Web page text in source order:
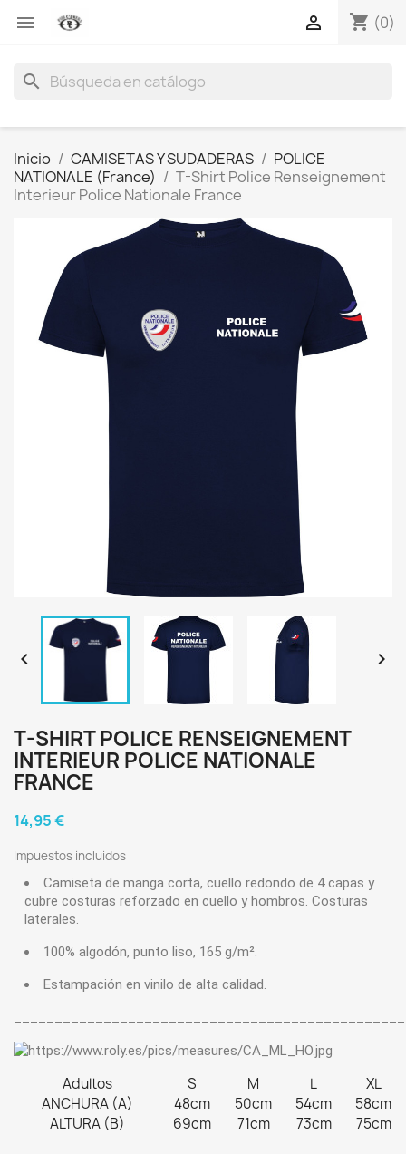
 shopping_cart (0)

search
Inicio CAMISETAS Y SUDADERAS
POLICE
NATIONALE (France)
T-Shirt Police Renseignement
Interieur Police Nationale France
 
T-SHIRT POLICE RENSEIGNEMENT
INTERIEUR POLICE NATIONALE
FRANCE
14,95 €
Impuestos incluidos
Camiseta de manga corta, cuello redondo de 4 capas y
cubre costuras reforzado en cuello y hombros. Costuras
laterales.
100% algodón, punto liso, 165 g/m².
Estampación en vinilo de alta calidad.
Adultos S M L
XL
ANCHURA (A)
48cm 50cm 54cm
58cm
ALTURA (B)
69cm 71cm 73cm 75cm